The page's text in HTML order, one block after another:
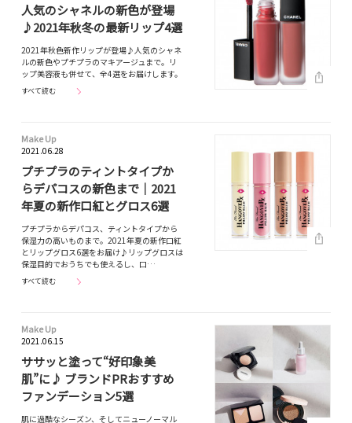
人気のシャネルの新色が登場
♪2021年秋冬の最新リップ4選
2021年秋色新作リップが登場♪人気のシャネ
ルの新色やプチプラのマキアージュまで。リ
ップ美容液も併せて、全4選をお届けします。
すべて読む
Make Up
2021.06.28
プチプラのティントタイプか
らデパコスの新色まで｜2021
年夏の新作口紅とグロス6選
プチプラからデパコス、ティントタイプから
保湿力の高いものまで。2021年夏の新作口紅
とリップグロス6選をお届け♪リップグロスは
保湿目的でおうちでも使えるし、口…
すべて読む
Make Up
2021.06.15
ササッと塗って“好印象美
肌”に♪ ブランドPRおすすめ
ファンデーション5選
肌に過酷なシーズン、そしてニューノーマル